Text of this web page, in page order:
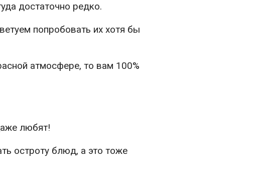
достаточно редко.
попробовать их хотя бы
атмосфере, то вам 100%
любят!
остроту блюд, а это тоже